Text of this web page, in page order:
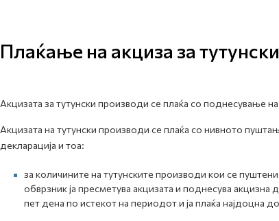
Плаќање на акциза за
Акцизата за тутунски производи се плаќа со поднесување
Акцизата на тутунски производи се плаќа со нивното
декларација и тоа:
за количините на тутунските производи кои се
обврзник ја пресметува акцизата и поднесува
пет дена по истекот на периодот и ја плаќа најдоцна